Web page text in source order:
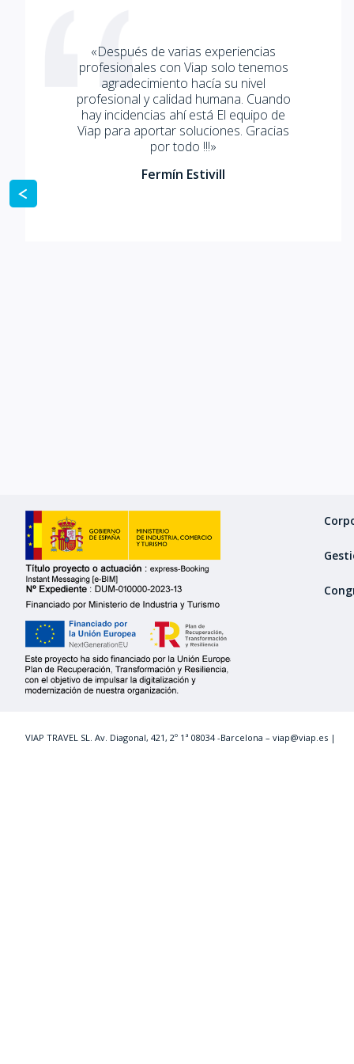
«Después de varias experiencias
profesionales con Viap solo tenemos
agradecimiento hacía su nivel
profesional y calidad humana. Cuando
hay incidencias ahí está El equipo de
Viap para aportar soluciones. Gracias
por todo !!!»
Fermín Estivill
VIAP TRAVEL SL. Av. Diagonal, 421, 2º 1ª 08034 -Barcelona – viap@viap.es |